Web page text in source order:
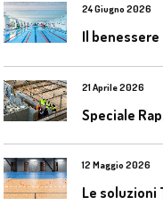
24 Giugno 2026
21 Aprile 2026
Speciale
12 Maggio 2026
Le soluzioni